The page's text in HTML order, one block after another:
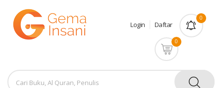
Login Daftar
0
0